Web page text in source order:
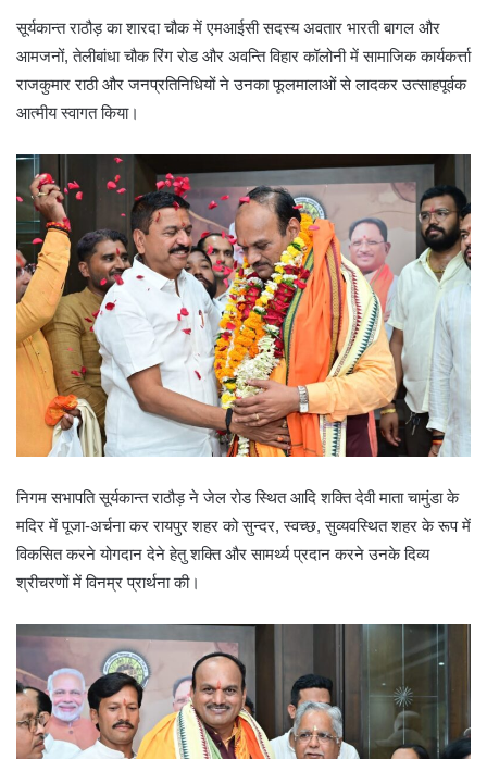
सूर्यकान्त राठौड़ का शारदा चौक में एमआईसी सदस्य अवतार भारती बागल और
आमजनों, तेलीबांधा चौक रिंग रोड और अवन्ति विहार कॉलोनी में सामाजिक कार्यकर्त्ता
राजकुमार राठी और जनप्रतिनिधियों ने उनका फूलमालाओं से लादकर उत्साहपूर्वक
आत्मीय स्वागत किया।
निगम सभापति सूर्यकान्त राठौड़ ने जेल रोड स्थित आदि शक्ति देवी माता चामुंडा के
मदिर में पूजा-अर्चना कर रायपुर शहर को सुन्दर, स्वच्छ, सुव्यवस्थित शहर के रूप में
विकसित करने योगदान देने हेतु शक्ति और सामर्थ्य प्रदान करने उनके दिव्य
श्रीचरणों में विनम्र प्रार्थना की।